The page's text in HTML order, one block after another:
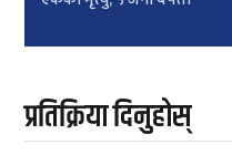
प्रतिक्रिया दिनुहोस्